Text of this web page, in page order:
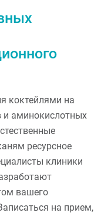
коктейлями на
и аминокислотных
ресурсное
клиники
вашего
на прием,